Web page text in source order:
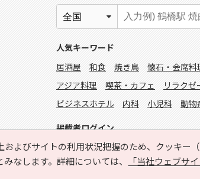
よびサイトの利用状況把握のため、クッキー
なします。詳細については、
「当社ウェブサ
人気キーワード
居酒屋
和食 焼き鳥 懐石・会席料
アジア料理
喫茶・カフェ リラクゼ
ビジネスホテル
内科 小児科 動物
掲載者ログイン